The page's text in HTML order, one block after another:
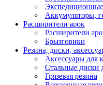
Аккумуляторы,
Расширители арок
Расширители
Брызговики
Резина, диски,
Аксессуары для
Стальные диски
Грязевая резина